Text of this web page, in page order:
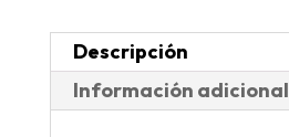
Descripción
Información adicional